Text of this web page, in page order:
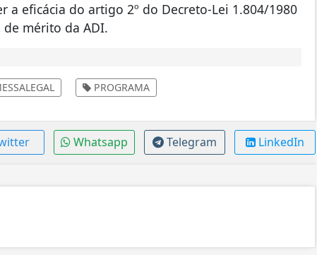
a eficácia do artigo 2º do Decreto-Lei 1.804/1980
mérito da ADI.
PROGRAMA
Whatsapp Telegram LinkedIn